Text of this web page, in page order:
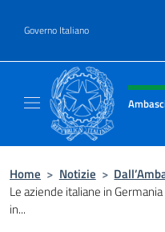
Governo Italiano
Intestazione
Home > Notizie >
Le aziende italiane in
in...